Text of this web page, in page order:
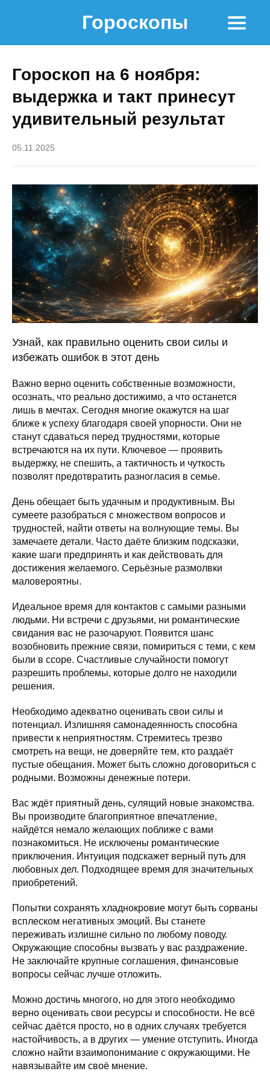
Гороскопы
Гороскоп на 6 ноября:
выдержка и такт принесут
удивительный результат
05.11.2025
Узнай, как правильно оценить свои силы и
избежать ошибок в этот день
Важно верно оценить собственные возможности,
осознать, что реально достижимо, а что останется
лишь в мечтах. Сегодня многие окажутся на шаг
ближе к успеху благодаря своей упорности. Они не
станут сдаваться перед трудностями, которые
встречаются на их пути. Ключевое — проявить
выдержку, не спешить, а тактичность и чуткость
позволят предотвратить разногласия в семье.
День обещает быть удачным и продуктивным. Вы
сумеете разобраться с множеством вопросов и
трудностей, найти ответы на волнующие темы. Вы
замечаете детали. Часто даёте близким подсказки,
какие шаги предпринять и как действовать для
достижения желаемого. Серьёзные размолвки
маловероятны.
Идеальное время для контактов с самыми разными
людьми. Ни встречи с друзьями, ни романтические
свидания вас не разочаруют. Появится шанс
возобновить прежние связи, помириться с теми, с кем
были в ссоре. Счастливые случайности помогут
разрешить проблемы, которые долго не находили
решения.
Необходимо адекватно оценивать свои силы и
потенциал. Излишняя самонадеянность способна
привести к неприятностям. Стремитесь трезво
смотреть на вещи, не доверяйте тем, кто раздаёт
пустые обещания. Может быть сложно договориться с
родными. Возможны денежные потери.
Вас ждёт приятный день, сулящий новые знакомства.
Вы производите благоприятное впечатление,
найдётся немало желающих поближе с вами
познакомиться. Не исключены романтические
приключения. Интуиция подскажет верный путь для
любовных дел. Подходящее время для значительных
приобретений.
Попытки сохранять хладнокровие могут быть сорваны
всплеском негативных эмоций. Вы станете
переживать излишне сильно по любому поводу.
Окружающие способны вызвать у вас раздражение.
Не заключайте крупные соглашения, финансовые
вопросы сейчас лучше отложить.
Можно достичь многого, но для этого необходимо
верно оценивать свои ресурсы и способности. Не всё
сейчас даётся просто, но в одних случаях требуется
настойчивость, а в других — умение отступить. Иногда
сложно найти взаимопонимание с окружающими. Не
навязывайте им своё мнение.